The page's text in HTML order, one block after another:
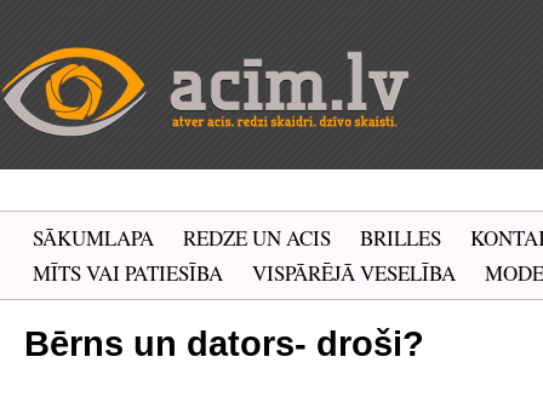
SĀKUMLAPA REDZE UN ACIS BRILLES
MĪTS VAI PATIESĪBA
VISPĀRĒJĀ VESELĪBA MODE
Bērns un dators- droši?